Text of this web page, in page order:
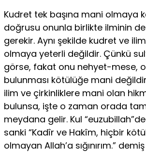
Kudret tek başına mani olmaya
doğrusu onunla birlikte ilminin
gerekir. Aynı şekilde kudret ve
olmaya yeterli değildir. Çünkü
görse, fakat onu nehyet-mese,
bulunması kötülüğe mani
ilim ve çirkinliklere mani olan
bulunsa, işte o zaman orada
meydana gelir. Kul
sanki “Kadîr ve Hakîm, hiçbir
olmayan Allah’a sığınırım.”